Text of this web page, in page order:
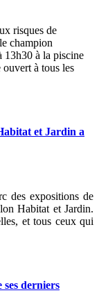
risques de
champion
à la piscine
ouvert à tous les
et Jardin a
des expositions de
Habitat et Jardin.
et tous ceux qui
derniers